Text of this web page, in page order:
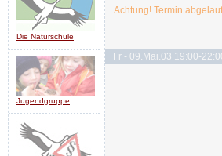
Die Naturschule
Jugendgruppe
Achtung! Termin
Fr - 09.Mai.03 19:00-